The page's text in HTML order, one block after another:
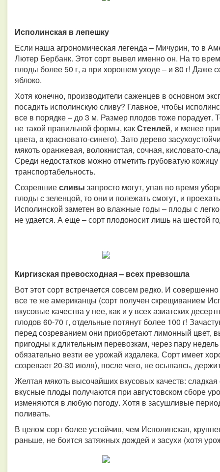
Исполинская в лепешку
Если наша агрономическая легенда – Мичурин, то в
Лютер Бербанк. Этот сорт вывел именно он. На то
плоды более 50 г, а при хорошем уходе – и 80 г! Даже
яблоко.
Хотя конечно, производители саженцев в основном
посадить исполинскую сливу? Главное, чтобы
все в порядке – до 3 м. Размер плодов тоже порадует.
не такой правильной формы, какСтенлей, и менее
цвета, а красновато-синего). Зато дерево
мякоть оранжевая, волокнистая, сочная, кисловато-
Среди недостатков можно отметить грубоватую
транспортабельность.
Созревшиесливы запросто могут, упав во время
плоды с зеленцой, то они и полежать смогут, и
Исполинской заметен во влажные годы – плоды с
не удается. А еще – сорт плодоносит лишь на шестой
Киргизская превосходная – всех превзошла
Вот этот сорт встречается совсем редко. И
все те же американцы (сорт получен скрещиванием
вкусовые качества у нее, как и у всех азиатских
плодов 60-70 г, отдельные потянут более 100 г!
перед созреванием они приобретают лимонный цвет,
пригодны к длительным перевозкам, через пару
обязательно везти ее урожай издалека. Сорт имеет
созревает 20-30 июля), после чего, не осыпаясь,
Желтая мякоть высочайших вкусовых качеств:
вкусные плоды получаются при августовском сборе
изменяются в любую погоду. Хотя в засушливые
поливать.
В целом сорт более устойчив, чем Исполинская,
раньше, не боится затяжных дождей и засухи (хотя